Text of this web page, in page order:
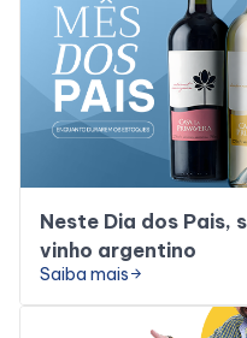
Entretenimento
Cinema
Fique Por Dentro
Lojas e Restaurantes
Neste Dia dos Pais,
vinho argentino
Saiba mais arrow_forward